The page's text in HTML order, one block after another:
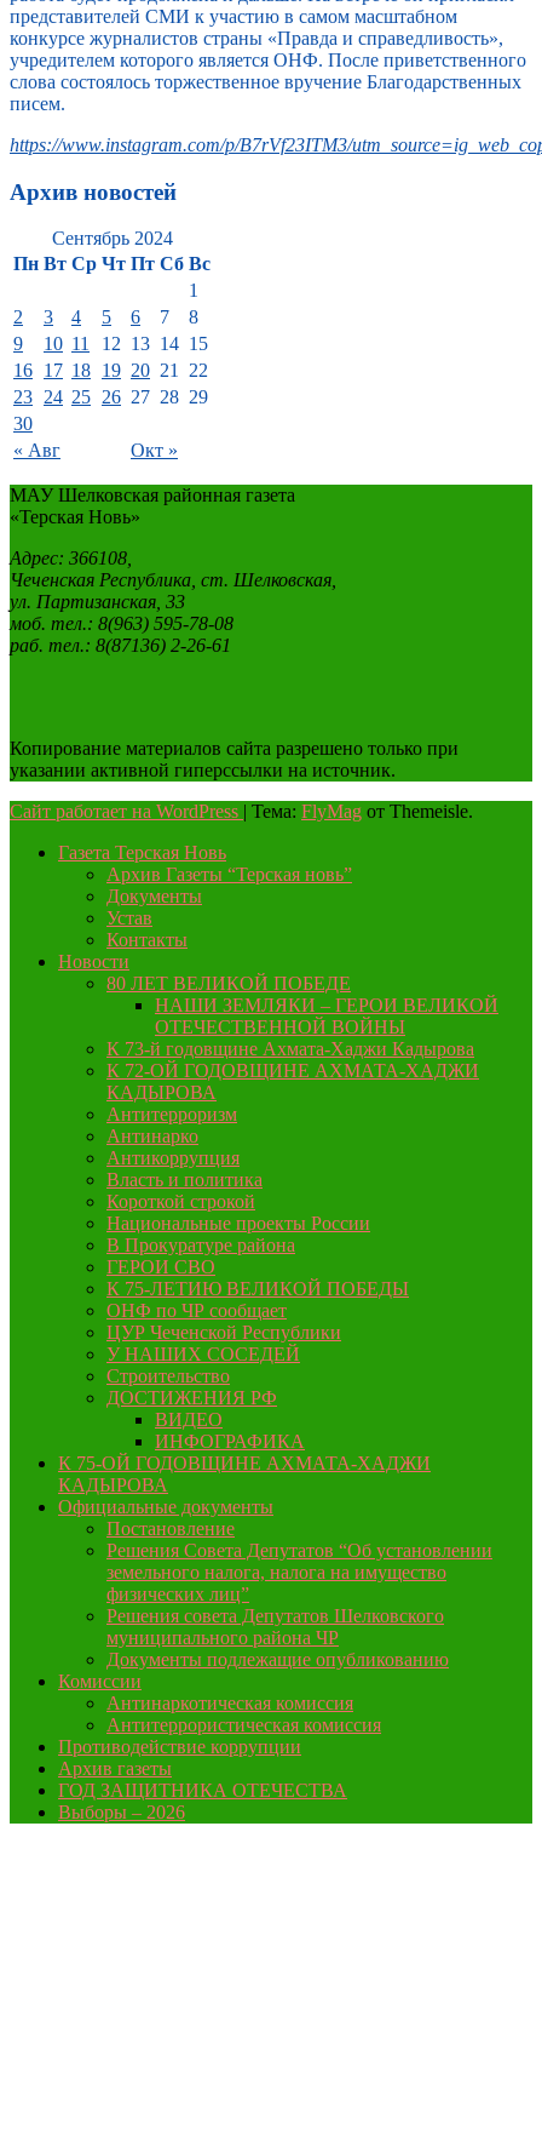
представителей СМИ к участию в самом масштабном
конкурсе журналистов страны «Правда и справедливость»,
учредителем которого является ОНФ. После приветственного
слова состоялось торжественное вручение Благодарственных
писем.
https://www.instagram.com/p/B7rVf23ITM3/
Архив новостей
Сентябрь 2024
Пн Вт Ср Чт Пт Сб Вс
« Авг Окт »
1
2
3 4 5 6 7
8
9
10 11 12 13 14 15
16 17 18 19 20 21
22
23 24 25 26 27 28 29
30
МАУ Шелковская районная газета
«Терская Новь»
Адрес: 366108,
Чеченская Республика, ст. Шелковская,
ул. Партизанская, 33
моб. тел.: 8(963) 595-78-08
раб. тел.: 8(87136) 2-26-61
Копирование материалов сайта разрешено только при
указании активной гиперссылки на источник.
Сайт работает на WordPress | Тема: FlyMag от Themeisle.
Газета Терская Новь
Архив Газеты “Терская новь”
Документы
Устав
Контакты
Новости
80 ЛЕТ ВЕЛИКОЙ ПОБЕДЕ
НАШИ ЗЕМЛЯКИ – ГЕРОИ ВЕЛИКОЙ
ОТЕЧЕСТВЕННОЙ ВОЙНЫ
К 73-й годовщине Ахмата-Хаджи Кадырова
К 72-ОЙ ГОДОВЩИНЕ АХМАТА-ХАДЖИ
КАДЫРОВА
Антитерроризм
Антинарко
Антикоррупция
Власть и политика
Короткой строкой
Национальные проекты России
В Прокуратуре района
ГЕРОИ СВО
К 75-ЛЕТИЮ ВЕЛИКОЙ ПОБЕДЫ
ОНФ по ЧР сообщает
ЦУР Чеченской Республики
У НАШИХ СОСЕДЕЙ
Строительство
ДОСТИЖЕНИЯ РФ
ВИДЕО
ИНФОГРАФИКА
К 75-ОЙ ГОДОВЩИНЕ АХМАТА-ХАДЖИ
КАДЫРОВА
Официальные документы
Постановление
Решения Совета Депутатов “Об установлении
земельного налога, налога на имущество
физических лиц”
Решения совета Депутатов Шелковского
муниципального района ЧР
Документы подлежащие опубликованию
Комиссии
Антинаркотическая комиссия
Антитеррористическая комиссия
Противодействие коррупции
Архив газеты
ГОД ЗАЩИТНИКА ОТЕЧЕСТВА
Выборы – 2026